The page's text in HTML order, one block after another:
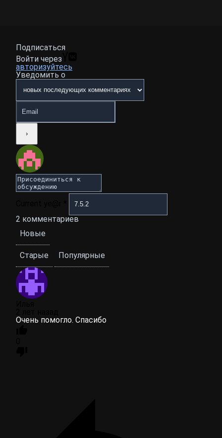
Подписаться
Войти через
авторизуйтесь
Уведомить о
2 комментариев
Новые
Старые Популярные
Очень помогло. Спасибо